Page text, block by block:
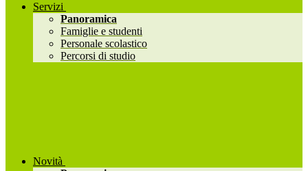
Servizi
Panoramica
Famiglie e studenti
Personale scolastico
Percorsi di studio
Novità